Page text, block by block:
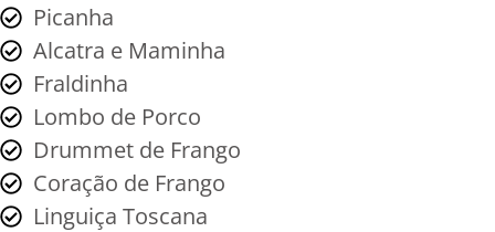
Picanha
Alcatra e Maminha
Fraldinha
Lombo de Porco
Drummet de Frango
Coração de Frango
Linguiça Toscana